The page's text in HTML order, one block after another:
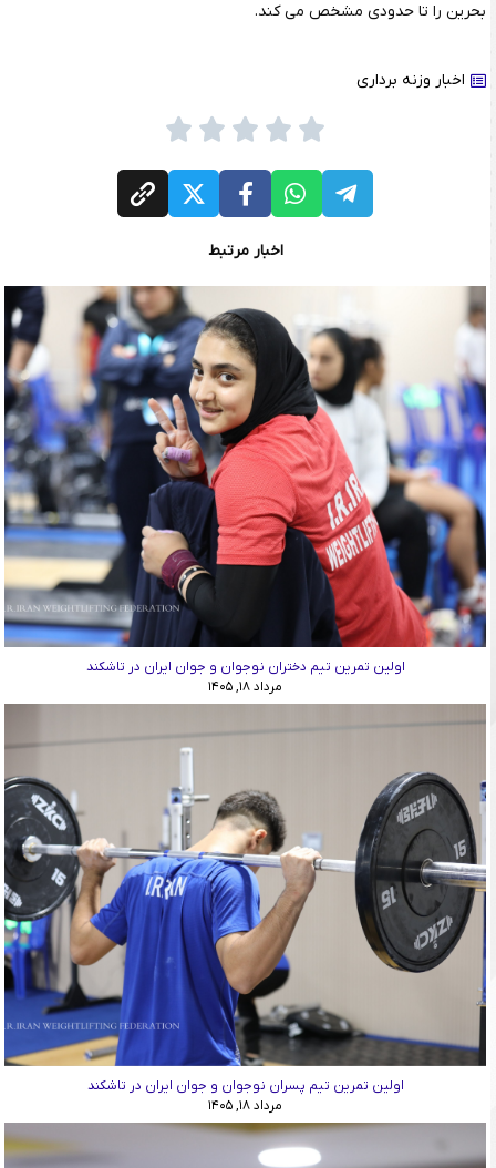
بحرین را تا حدودی مشخص می کند.
اخبار وزنه برداری
اخبار مرتبط
اولین تمرین تیم دختران نوجوان و جوان ایران در تاشکند
مرداد ۱۸, ۱۴۰۵
اولین تمرین تیم پسران نوجوان و جوان ایران در تاشکند
مرداد ۱۸, ۱۴۰۵